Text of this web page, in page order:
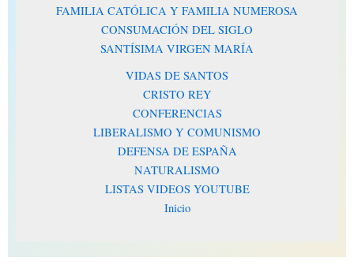
FAMILIA CATÓLICA Y FAMILIA NUMEROSA
CONSUMACIÓN DEL SIGLO
SANTÍSIMA VIRGEN MARÍA
VIDAS DE SANTOS
CRISTO REY
CONFERENCIAS
LIBERALISMO Y COMUNISMO
DEFENSA DE ESPAÑA
NATURALISMO
LISTAS VIDEOS YOUTUBE
Inicio